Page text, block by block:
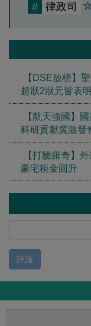
# 律政司
【DSE放榜】
超狀2狀元皆表
【航天強國】
科研貢獻冀激發
【打臉羅奇】
豪宅租金回升
評論